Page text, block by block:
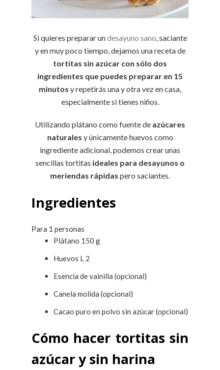
Si quieres preparar undesayuno sano, saciante
y en muy poco tiempo, dejamos una receta de
tortitas sin azúcar con sólo dos
ingredientes que puedes preparar en 15
minutos y repetirás una y otra vez en casa,
especialmente si tienes niños.
Utilizando plátano como fuente de azúcares
naturales y únicamente huevos como
ingrediente adicional, podemos crear unas
sencillas tortitas ideales para desayunos o
meriendas rápidas pero saciantes.
Ingredientes
Para 1 personas
Plátano 150 g
Huevos L 2
Esencia de vainilla (opcional)
Canela molida (opcional)
Cacao puro en polvo sin azúcar (opcional)
Cómo hacer tortitas sin
azúcar y sin harina